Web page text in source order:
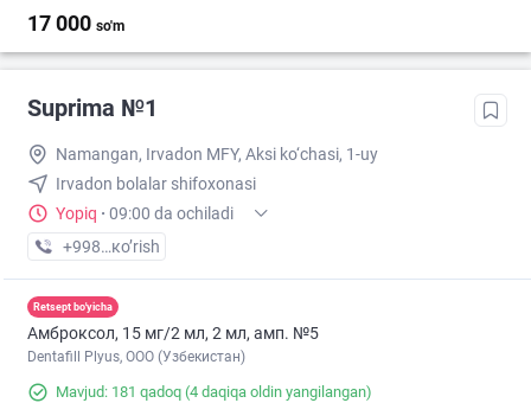
17 000 so'm
Suprima №1
Namangan, Irvadon MFY, Aksi ko‘chasi, 1-uy
Irvadon bolalar shifoxonasi
Yopiq · 09:00 da ochiladi
+998 (95) XXX-XX-XX
кo’rish
Retsept bo'yicha
Амброксол, 15 мг/2 мл, 2 мл, амп. №5
Dentafill Plyus, ООО (Узбекистан)
Mavjud: 181 qadoq (4 daqiqa oldin yangilangan)